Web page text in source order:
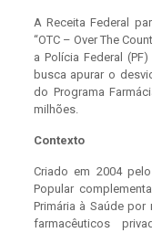
A Receita Federal
“OTC – Over The
a Polícia Federal
busca apurar o
do Programa
milhões.
Contexto
Criado em 2004
Popular
Primária à Saúde
farmacêuticos